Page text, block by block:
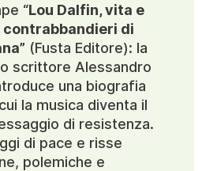
“Lou Dalfin, vita e
di
(Fusta Editore): la
scrittore Alessandro
una biografia
la musica diventa il
di resistenza.
di pace e risse
polemiche e